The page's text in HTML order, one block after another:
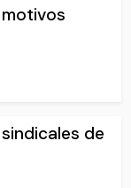
de